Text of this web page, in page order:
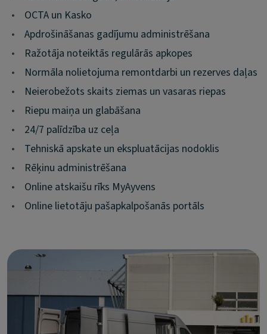
•
OCTA un Kasko
•
Apdrošināšanas gadījumu administrēšana
•
Ražotāja noteiktās regulārās apkopes
•
Normāla nolietojuma remontdarbi un rezerves daļas
•
Neierobežots skaits ziemas un vasaras riepas
•
Riepu maiņa un glabāšana
•
24/7 palīdzība uz ceļa
•
Tehniskā apskate un ekspluatācijas nodoklis
•
Rēķinu administrēšana
•
Online atskaišu rīks MyAyvens
•
Online lietotāju pašapkalpošanās portāls